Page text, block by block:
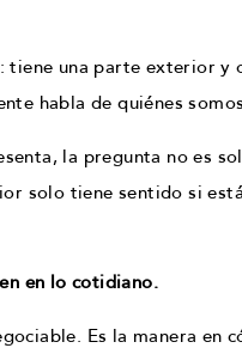
tiene una parte exterior
habla de quiénes
la pregunta no es
solo tiene sentido si
en lo cotidiano.
Es la manera en